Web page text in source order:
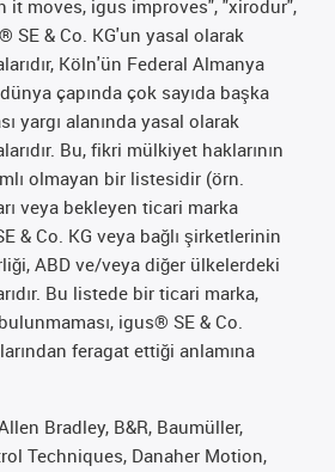
it moves, igus improves", "xirodur",
SE & Co. KG'un yasal olarak
Köln'ün Federal Almanya
çapında çok sayıda başka
yargı alanında yasal olarak
Bu, fikri mülkiyet haklarının
olmayan bir listesidir (örn.
veya bekleyen ticari marka
& Co. KG veya bağlı şirketlerinin
ABD ve/veya diğer ülkelerdeki
Bu listede bir ticari marka,
igus® SE & Co.
feragat ettiği anlamına
Bradley, B&R, Baumüller,
Techniques, Danaher Motion,